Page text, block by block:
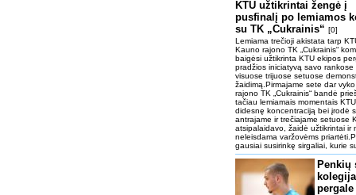
KTU užtikrintai žengė į
pusfinalį po lemiamos
su TK „Cukrainis“ [0]
Lemiama trečioji akistata tarp
Kauno rajono TK „Cukrainis“
baigėsi užtikrinta KTU ekipos
pradžios iniciatyvą savo
visuose trijuose setuose
žaidimą.Pirmajame sete dar
rajono TK „Cukrainis“ bandė
tačiau lemiamais momentais
didesnę koncentraciją bei įrodė
antrajame ir trečiajame setuose
atsipalaidavo, žaidė užtikrintai ir
neleisdama varžovėms
gausiai susirinkę sirgaliai, kurie
Penkių